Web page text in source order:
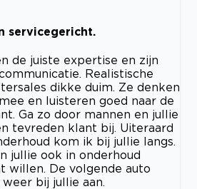
servicegericht.
de juiste expertise en zijn
Realistische
dikke duim. Ze denken
en luisteren goed naar de
Ga zo door mannen en jullie
tevreden klant bij. Uiteraard
kom ik bij jullie langs.
jullie ook in onderhoud
willen. De volgende auto
bij jullie aan.